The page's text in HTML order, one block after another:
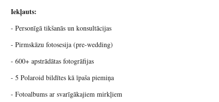
Iekļauts:
- Personīgā tikšanās un konsultācijas
- Pirmskāzu fotosesija (pre-wedding)
- 600+ apstrādātas fotogrāfijas
- 5 Polaroid bildītes kā īpaša piemiņa
- Fotoalbums ar svarīgākajiem mirkļiem